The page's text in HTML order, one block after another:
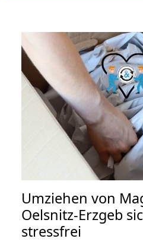
Umziehen von
Oelsnitz-Erzgeb
stressfrei